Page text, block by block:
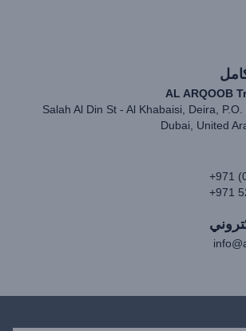
AL ARQOOB
Salah Al Din St - Al Khabaisi, Deira, P.O.
Dubai, United
+971
+971